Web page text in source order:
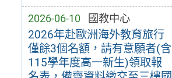
2026-06-10 國教中心
2026年赴歐洲海外教育旅行
僅餘3個名額，請有意願者(含
115學年度高一新生)領取報